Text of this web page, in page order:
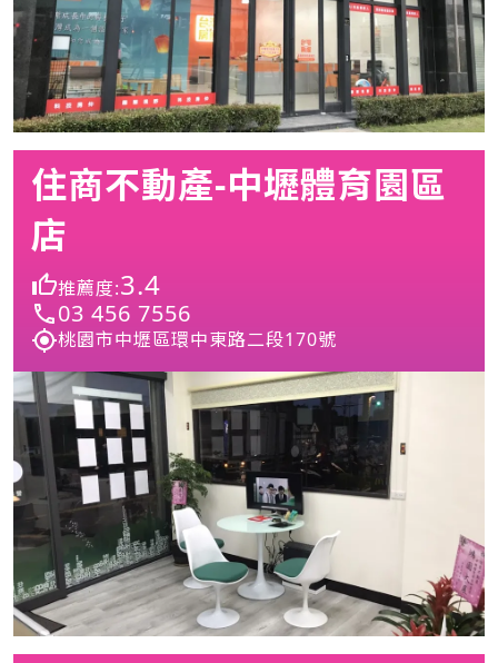
住商不動產-中壢體育園區
店
推薦度:3.4
03 456 7556
桃園市中壢區環中東路二段170號